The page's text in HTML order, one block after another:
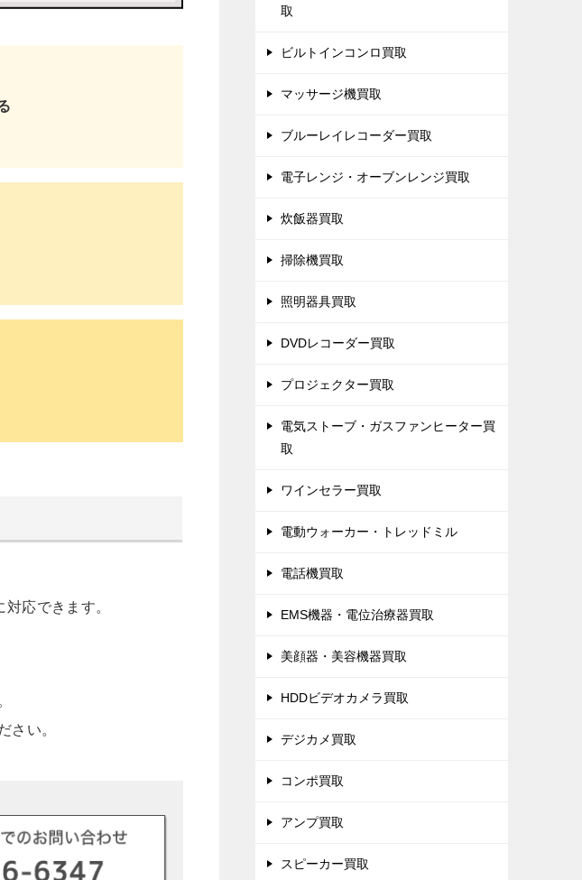
応できます。
さい。
取
ビルトインコンロ買取
マッサージ機買取
ブルーレイレコーダー買取
電子レンジ・オーブンレンジ買取
炊飯器買取
掃除機買取
照明器具買取
DVDレコーダー買取
プロジェクター買取
電気ストーブ・ガスファンヒーター買
取
ワインセラー買取
電動ウォーカー・トレッドミル
電話機買取
EMS機器・電位治療器買取
美顔器・美容機器買取
HDDビデオカメラ買取
デジカメ買取
コンポ買取
アンプ買取
スピーカー買取